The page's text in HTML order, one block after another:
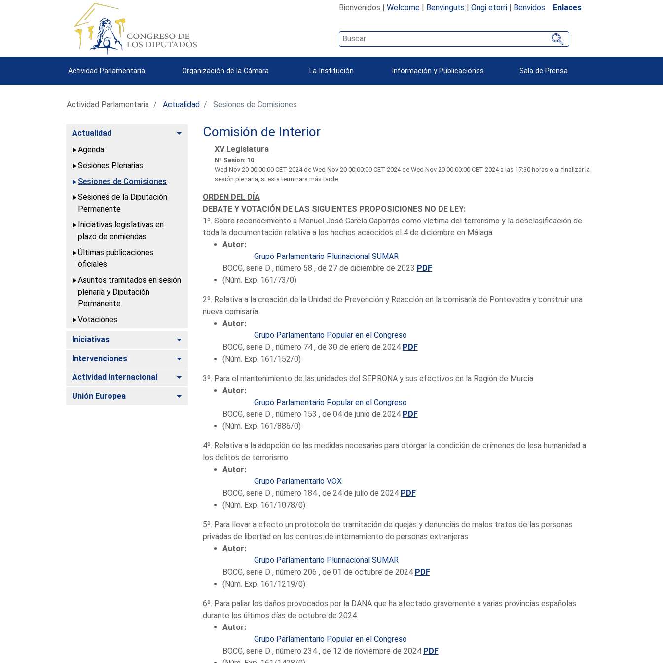
Bienvenidos | Welcome| Benvinguts | Ongi etorri| Benvidos Enlaces
Actividad Parlamentaria Organización de la Cámara La Institución Información y Publicaciones Sala de Prensa
Actividad Parlamentaria Actualidad Sesiones de Comisiones
Actualidad
Alternar
Agenda
Sesiones Plenarias
Sesiones de Comisiones
Sesiones de la Diputación
Permanente
Iniciativas legislativas en
plazo de enmiendas
Últimas publicaciones
oficiales
Asuntos tramitados en sesión
plenaria y Diputación
Permanente
Votaciones
Iniciativas Alternar
Intervenciones Alternar
Actividad Internacional Alternar
Unión Europea Alternar
Comisión de Interior
XV Legislatura
Nº Sesion: 10
Wed Nov 20 00:00:00 CET 2024de Wed Nov 20 00:00:00 CET 2024 de Wed Nov 20 00:00:00 CET 2024 a las 17:30 horas o al finalizar la
sesión plenaria, si esta terminara más tarde
ORDEN DEL DÍA
DEBATE Y VOTACIÓN DE LAS SIGUIENTES PROPOSICIONES NO DE LEY:
1º. Sobre reconocimiento a Manuel José García Caparrós como víctima del terrorismo y la desclasificación de
toda la documentación relativa a los hechos acaecidos el 4 de diciembre en Málaga.
Autor:
Grupo Parlamentario Plurinacional SUMAR
BOCG, serie D , número 58 , de 27 de diciembre de 2023 PDF
(Núm. Exp. 161/73/0)
2º. Relativa a la creación de la Unidad de Prevención y Reacción en la comisaría de Pontevedra y construir una
nueva comisaría.
Autor:
Grupo Parlamentario Popular en el Congreso
BOCG, serie D , número 74 , de 30 de enero de 2024 PDF
(Núm. Exp. 161/152/0)
3º. Para el mantenimiento de las unidades del SEPRONA y sus efectivos en la Región de Murcia.
Autor:
Grupo Parlamentario Popular en el Congreso
BOCG, serie D , número 153 , de 04 de junio de 2024 PDF
(Núm. Exp. 161/886/0)
4º. Relativa a la adopción de las medidas necesarias para otorgar la condición de crímenes de lesa humanidad a
los delitos de terrorismo.
Autor:
Grupo Parlamentario VOX
BOCG, serie D , número 184 , de 24 de julio de 2024 PDF
(Núm. Exp. 161/1078/0)
5º. Para llevar a efecto un protocolo de tramitación de quejas y denuncias de malos tratos de las personas
privadas de libertad en los centros de internamiento de personas extranjeras.
Autor:
Grupo Parlamentario Plurinacional SUMAR
BOCG, serie D , número 206 , de 01 de octubre de 2024 PDF
(Núm. Exp. 161/1219/0)
6º. Para paliar los daños provocados por la DANA que ha afectado gravemente a varias provincias españolas
durante los últimos días de octubre de 2024.
Autor:
Grupo Parlamentario Popular en el Congreso
BOCG, serie D , número 234 , de 12 de noviembre de 2024 PDF